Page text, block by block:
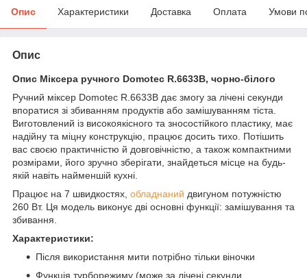
Опис Характеристики Доставка Оплата Умови
Опис
Опис Міксера ручного Domotec R.6633B, чорно-білого
Ручний міксер Domotec R.6633B дає змогу за лічені секунди
впоратися зі збиванням продуктів або замішуванням тіста.
Виготовлений із високоякісного та зносостійкого пластику, має
надійну та міцну конструкцію, працює досить тихо. Потішить
вас своєю практичністю й довговічністю, а також компактними
розмірами, його зручно зберігати, знайдеться місце на будь-
якій навіть найменшій кухні.
Працює на 7 швидкостях, обладнаний двигуном потужністю
260 Вт. Ця модель виконує дві основні функції: замішування та
збивання.
Характеристики:
Після використання мити потрібно тільки віночки
Функція турборежиму (може за лічені секунди